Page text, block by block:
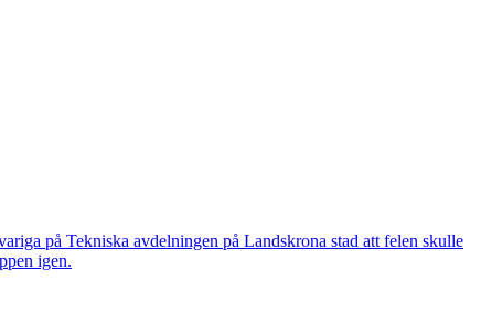
på Tekniska avdelningen på Landskrona stad att felen skulle
igen.